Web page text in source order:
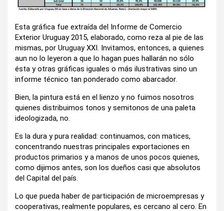
Esta gráfica fue extraída del Informe de Comercio
Exterior Uruguay 2015, elaborado, como reza al pie de las
mismas, por Uruguay XXI. Invitamos, entonces, a quienes
aun no lo leyeron a que lo hagan pues hallarán no sólo
ésta y otras gráficas iguales o más ilustrativas sino un
informe técnico tan ponderado como abarcador.
Bien, la pintura está en el lienzo y no fuimos nosotros
quienes distribuimos tonos y semitonos de una paleta
ideologizada, no.
Es la dura y pura realidad: continuamos, con matices,
concentrando nuestras principales exportaciones en
productos primarios y a manos de unos pocos quienes,
como dijimos antes, son los dueños casi que absolutos
del Capital del país.
Lo que pueda haber de participación de microempresas y
cooperativas, realmente populares, es cercano al cero. En